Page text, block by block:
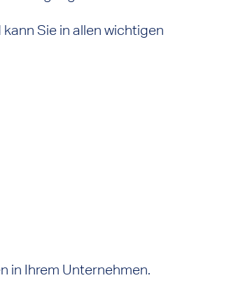
Sie in allen wichtigen
in Ihrem Unternehmen.